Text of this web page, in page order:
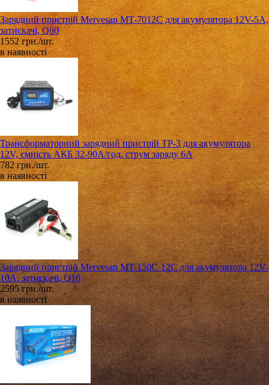
Зарядний пристрій Mervesan MT-7012C для акумулятора 12V-5A,
затискачі, Q80
1552 грн./шт.
в наявності
Трансформаторний зарядний пристрій ТР-3 для акумулятора
12V, ємність АКБ 32-90А/год, струм заряду 6A
782 грн./шт.
в наявності
Зарядний пристрій Mervesan MT-150C-12C для акумулятора 12V-
10A, затискачі, Q16
2595 грн./шт.
в наявності